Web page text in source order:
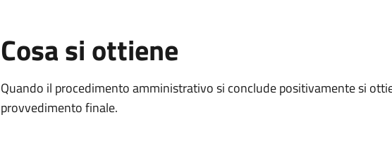
Cosa si ottiene
Quando il procedimento amministrativo si conclude positivamente si
provvedimento finale.